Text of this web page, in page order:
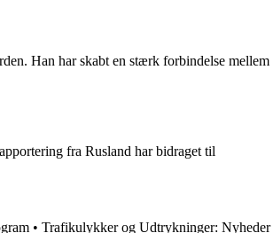
Han har skabt en stærk forbindelse mellem
fra Rusland har bidraget til
• Trafikulykker og Udtrykninger: Nyheder